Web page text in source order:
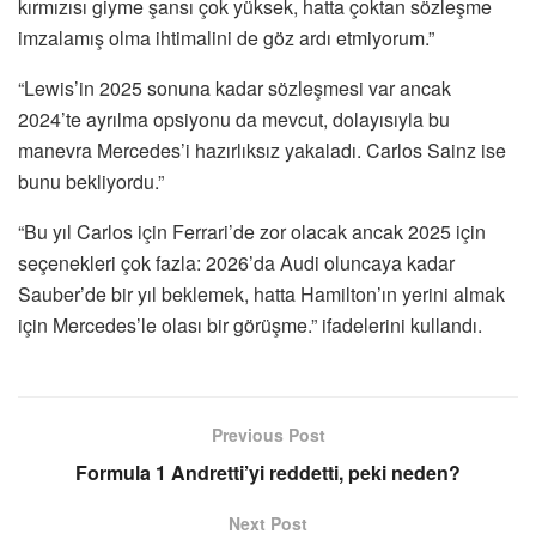
kırmızısı giyme şansı çok yüksek, hatta çoktan sözleşme
imzalamış olma ihtimalini de göz ardı etmiyorum.”
“Lewis’in 2025 sonuna kadar sözleşmesi var ancak
2024’te ayrılma opsiyonu da mevcut, dolayısıyla bu
manevra Mercedes’i hazırlıksız yakaladı. Carlos Sainz ise
bunu bekliyordu.”
“Bu yıl Carlos için Ferrari’de zor olacak ancak 2025 için
seçenekleri çok fazla: 2026’da Audi oluncaya kadar
Sauber’de bir yıl beklemek, hatta Hamilton’ın yerini almak
için Mercedes’le olası bir görüşme.” ifadelerini kullandı.
Previous Post
Formula 1 Andretti’yi reddetti, peki neden?
Next Post